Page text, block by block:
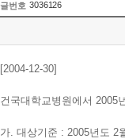
글번호 3036126
[2004-12-30]
건국대학교병원에서 2005
가. 대상기준 : 2005년도 2